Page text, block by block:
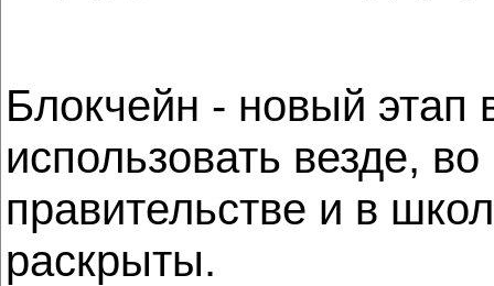
Блокчейн - новый этап
использовать везде,
правительстве и в
раскрыты.